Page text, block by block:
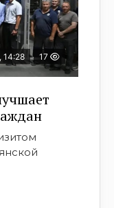
14:28 17